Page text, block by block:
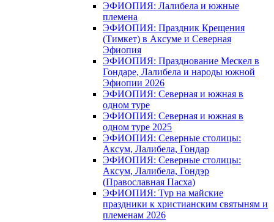
ЭФИОПИЯ: Лалибела и южные
племена
ЭФИОПИЯ: Праздник Крещения
(Тимкет) в Аксуме и Северная
Эфиопия
ЭФИОПИЯ: Празднование Мескел в
Гондаре, Лалибела и народы южной
Эфиопии 2026
ЭФИОПИЯ: Северная и южная в
одном туре
ЭФИОПИЯ: Северная и южная в
одном туре 2025
ЭФИОПИЯ: Северные столицы:
Аксум, Лалибела, Гондар
ЭФИОПИЯ: Северные столицы:
Аксум, Лалибела, Гондэр
(Православная Пасха)
ЭФИОПИЯ: Тур на майские
праздники к христианским святыням и
племенам 2026